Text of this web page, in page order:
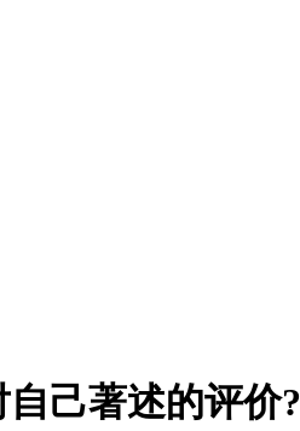
己著述的评价?